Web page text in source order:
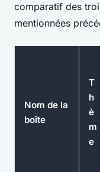
comparatif des
mentionnées
Nom de la
boîte
T
h
è
m
e